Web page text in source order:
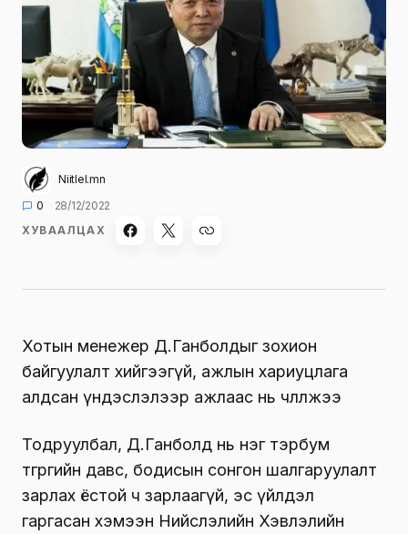
Niitlel.mn
0
28/12/2022
ХУВААЛЦАХ
Хотын менежер Д.Ганболдыг зохион
байгуулалт хийгээгүй, ажлын хариуцлага
алдсан үндэслэлээр ажлаас нь чөлөөлжээ
Тодруулбал, Д.Ганболд нь нэг тэрбум
төгрөгийн давс, бодисын сонгон шалгаруулалт
зарлах ёстой ч зарлаагүй, эс үйлдэл
гаргасан хэмээн Нийслэлийн Хэвлэлийн